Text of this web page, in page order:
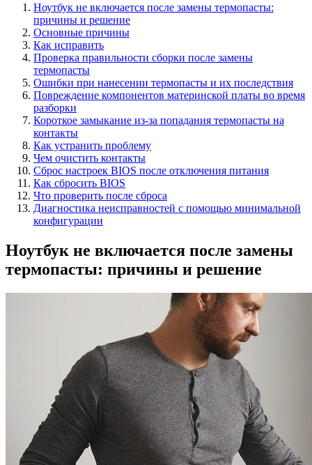
Ноутбук не включается после замены термопасты:
причины и решение
Основные причины
Как исправить
Проверка правильности сборки после замены
термопасты
Ошибки при нанесении термопасты и их последствия
Повреждение компонентов материнской платы во время
разборки
Короткое замыкание из-за попадания термопасты на
контакты
Как устранить проблему
Чем очистить контакты
Сброс настроек BIOS после отключения питания
Как сбросить BIOS
Что проверить после сброса
Диагностика неисправностей с помощью минимальной
конфигурации
Ноутбук не включается после замены
термопасты: причины и решение